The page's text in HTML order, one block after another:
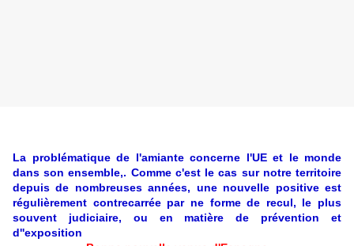
La problématique de l'amiante concerne l'UE et le monde
dans son ensemble,. Comme c'est le cas sur notre territoire
depuis de nombreuses années, une nouvelle positive est
régulièrement contrecarrée par ne forme de recul, le plus
souvent judiciaire, ou en matière de prévention et
d''exposition